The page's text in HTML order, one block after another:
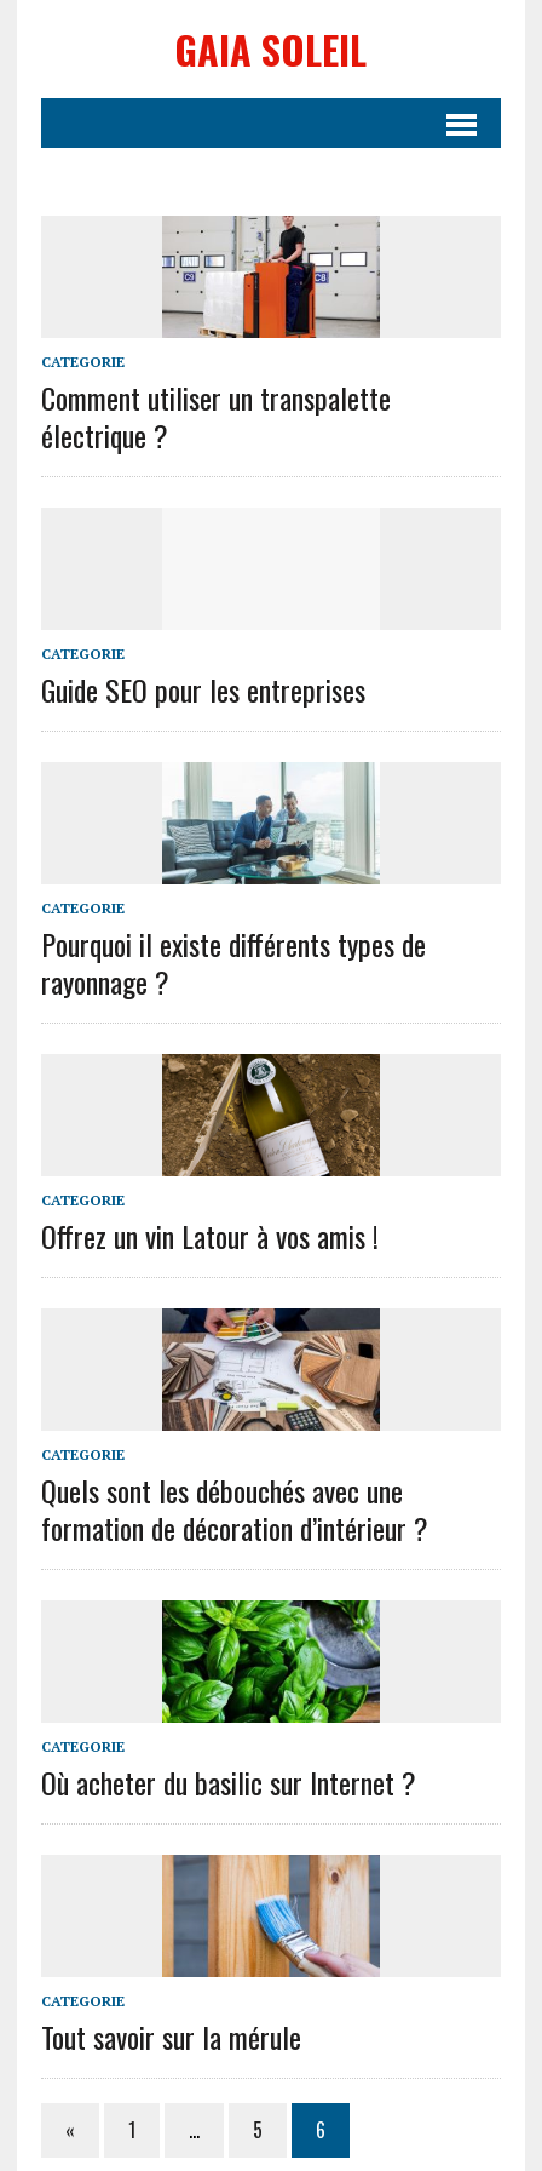
GAIA SOLEIL
CATEGORIE
Comment utiliser un transpalette
électrique ?
CATEGORIE
Guide SEO pour les entreprises
CATEGORIE
Pourquoi il existe différents types de
rayonnage ?
CATEGORIE
Offrez un vin Latour à vos amis !
CATEGORIE
Quels sont les débouchés avec une
formation de décoration d’intérieur ?
CATEGORIE
Où acheter du basilic sur Internet ?
CATEGORIE
Tout savoir sur la mérule
« 1 … 5 6